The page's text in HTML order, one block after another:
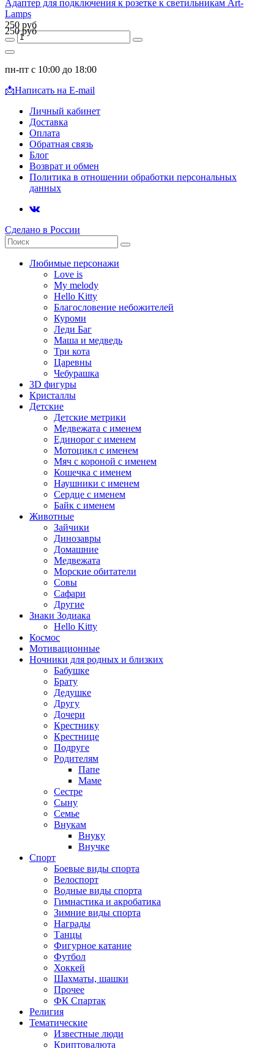
Адаптер для подключения к розетке к светильникам Art-
Lamps
250 руб
250 руб
пн-пт с 10:00 до 18:00
📩Написать на E-mail
Личный кабинет
Доставка
Оплата
Обратная связь
Блог
Возврат и обмен
Политика в отношении обработки персональных
данных
Сделано в России
Любимые персонажи
Love is
My melody
Hello Kitty
Благословение небожителей
Куроми
Леди Баг
Маша и медведь
Три кота
Царевны
Чебурашка
3D фигуры
Кристаллы
Детские
Детские метрики
Медвежата с именем
Единорог с именем
Мотоцикл с именем
Мяч с короной с именем
Кошечка с именем
Наушники с именем
Сердце с именем
Байк с именем
Животные
Зайчики
Динозавры
Домашние
Медвежата
Морские обитатели
Совы
Сафари
Другие
Знаки Зодиака
Hello Kitty
Космос
Мотивационные
Ночники для родных и близких
Бабушке
Брату
Дедушке
Другу
Дочери
Крестнику
Крестнице
Подруге
Родителям
Папе
Маме
Сестре
Сыну
Семье
Внукам
Внуку
Внучке
Спорт
Боевые виды спорта
Велоспорт
Водные виды спорта
Гимнастика и акробатика
Зимние виды спорта
Награды
Танцы
Фигурное катание
Футбол
Хоккей
Шахматы, шашки
Прочее
ФК Спартак
Религия
Тематические
Известные люди
Криптовалюта